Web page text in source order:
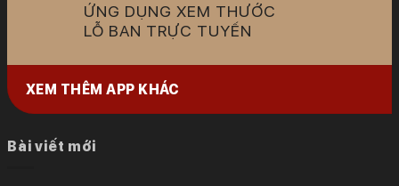
ỨNG DỤNG XEM THƯỚC
LỖ BAN TRỰC TUYẾN
XEM THÊM APP KHÁC
Bài viết mới